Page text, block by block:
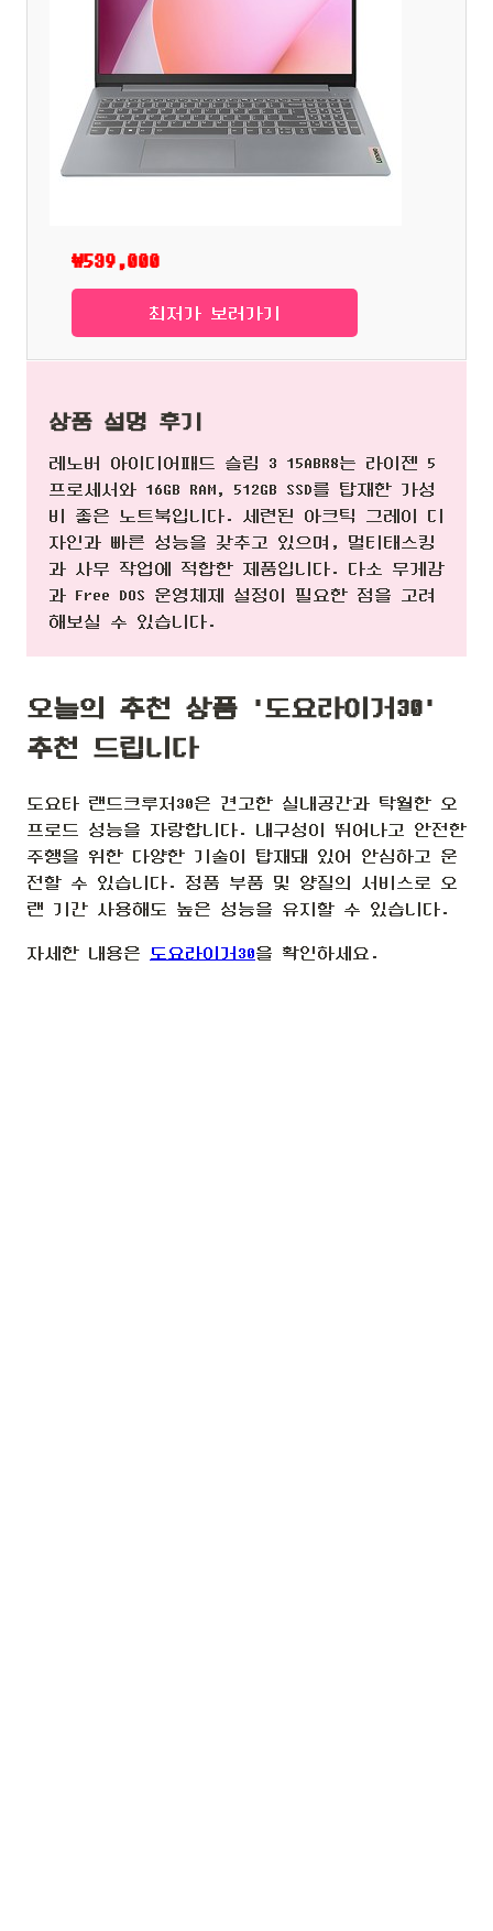
₩539,000
최저가 보러가기
상품 설명 후기
레노버 아이디어패드 슬림 3 15ABR8는 라이젠 5
프로세서와 16GB RAM, 512GB SSD를 탑재한 가성
비 좋은 노트북입니다. 세련된 아크틱 그레이 디
자인과 빠른 성능을 갖추고 있으며, 멀티태스킹
과 사무 작업에 적합한 제품입니다. 다소 무게감
과 Free DOS 운영체제 설정이 필요한 점을 고려
해보실 수 있습니다.
오늘의 추천 상품 '도요라이거30'
추천 드립니다
도요타 랜드크루저30은 견고한 실내공간과 탁월한 오
프로드 성능을 자랑합니다. 내구성이 뛰어나고 안전한
주행을 위한 다양한 기술이 탑재돼 있어 안심하고 운
전할 수 있습니다. 정품 부품 및 양질의 서비스로 오
랜 기간 사용해도 높은 성능을 유지할 수 있습니다.
자세한 내용은 도요라이거30을 확인하세요.